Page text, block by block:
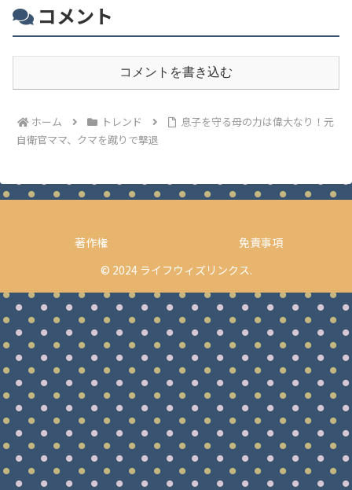
コメント
コメントを書き込む
ホーム トレンド
息子を守る母の力は偉大なり！元
自衛官ママ、クマを蹴りで撃退
著作権
免責事項
© 2024 ライフウィズリンクス.